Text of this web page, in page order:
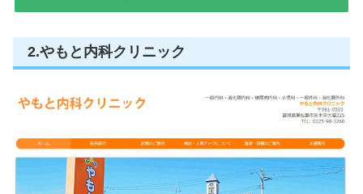
2.やもと内科クリニック